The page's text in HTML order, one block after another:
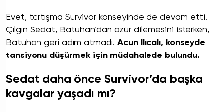
Evet, tartışma Survivor konseyinde de devam etti.
Çılgın Sedat, Batuhan’dan özür dilemesini isterken,
Batuhan geri adım atmadı. Acun Ilıcalı, konseyde
tansiyonu düşürmek için müdahalede bulundu.
Sedat daha önce Survivor’da başka
kavgalar yaşadı mı?